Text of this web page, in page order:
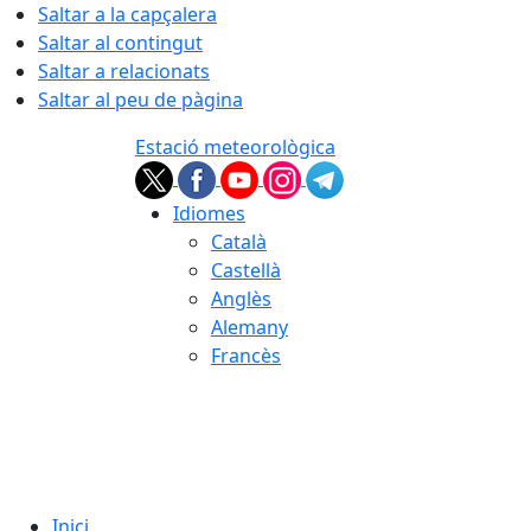
Saltar a la capçalera
Saltar al contingut
Saltar a relacionats
Saltar al peu de pàgina
Estació meteorològica
Idiomes
Català
Castellà
Anglès
Alemany
Francès